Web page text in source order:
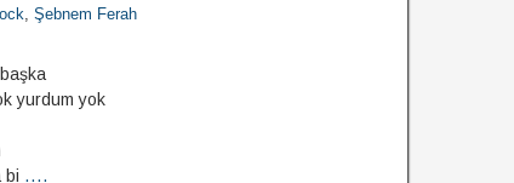
, Şebnem Ferah
yurdum yok
bi ....